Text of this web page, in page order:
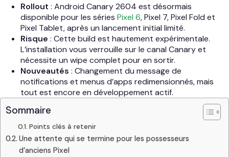
Rollout : Android Canary 2604 est désormais
disponible pour les séries Pixel 6, Pixel 7, Pixel Fold et
Pixel Tablet, après un lancement initial limité.
Risque : Cette build est hautement expérimentale.
L’installation vous verrouille sur le canal Canary et
nécessite un wipe complet pour en sortir.
Nouveautés : Changement du message de
notifications et menus d’apps redimensionnés, mais
tout est encore en développement actif.
Sommaire
Points clés à retenir
Une attente qui se termine pour les possesseurs
d’anciens Pixel